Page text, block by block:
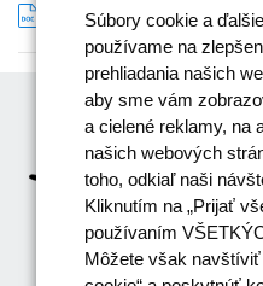
Príloha č. 8 - Vzor
Súbory cookie a
používame na
prehliadania našich
aby sme vám
a cielené reklamy, na
našich webových
toho, odkiaľ naši
Kliknutím na „Prijať
používaním
Môžete však